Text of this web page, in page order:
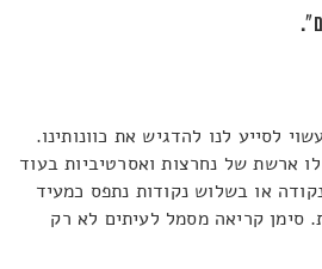
לסייע לנו להדגיש את כוונותינו.
ארשת של נחרצות ואסרטיביות בעוד
או בשלוש נקודות נתפס כמעיד
סימן קריאה מסמל לעיתים לא רק